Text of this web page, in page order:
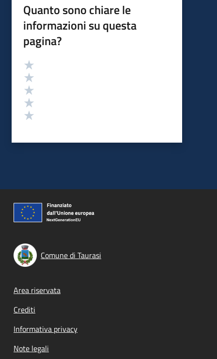
Quanto sono chiare le
informazioni su questa
pagina?
Valutazione
Comune di Taurasi
Footer menu
Area riservata
Crediti
Informativa privacy
Note legali